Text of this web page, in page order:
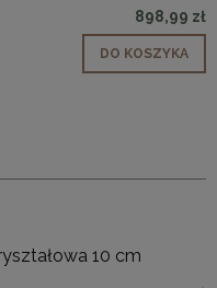
898,99 zł
DO KOSZYKA
10 cm